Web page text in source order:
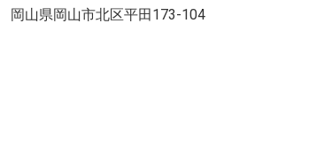
岡山県岡山市北区平田173-104